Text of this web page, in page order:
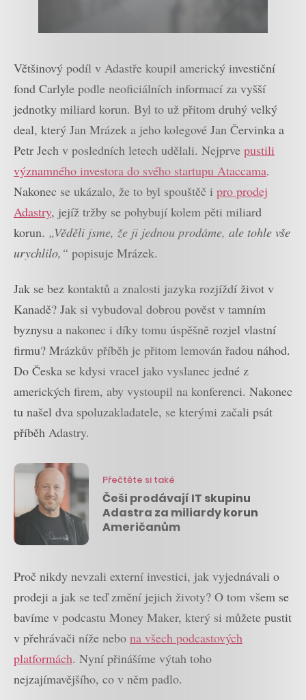
Většinový podíl v Adastře koupil americký investiční
fond Carlyle podle neoficiálních informací za vyšší
jednotky miliard korun. Byl to už přitom druhý velký
deal, který Jan Mrázek a jeho kolegové Jan Červinka a
Petr Jech v posledních letech udělali. Nejprve pustili
významného investora do svého startupu Ataccama.
Nakonec se ukázalo, že to byl spouštěč i pro prodej
Adastry, jejíž tržby se pohybují kolem pěti miliard
korun. „Věděli jsme, že ji jednou prodáme, ale tohle vše
urychlilo,“ popisuje Mrázek.
Jak se bez kontaktů a znalosti jazyka rozjíždí život v
Kanadě? Jak si vybudoval dobrou pověst v tamním
byznysu a nakonec i díky tomu úspěšně rozjel vlastní
firmu? Mrázkův příběh je přitom lemován řadou náhod.
Do Česka se kdysi vracel jako vyslanec jedné z
amerických firem, aby vystoupil na konferenci. Nakonec
tu našel dva spoluzakladatele, se kterými začali psát
příběh Adastry.
Přečtěte si také
Češi prodávají IT skupinu
Adastra za miliardy korun
Američanům
Proč nikdy nevzali externí investici, jak vyjednávali o
prodeji a jak se teď změní jejich životy? O tom všem se
bavíme v podcastu Money Maker, který si můžete pustit
v přehrávači níže nebo na všech podcastových
platformách. Nyní přinášíme výtah toho
nejzajímavějšího, co v něm padlo.